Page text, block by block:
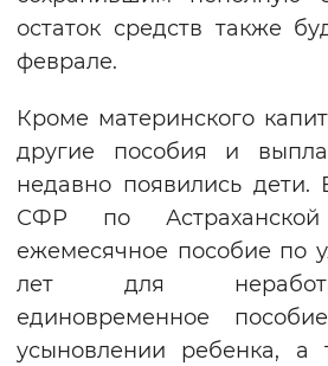
остаток средств также
феврале.
Кроме материнского
другие пособия и
недавно появились дети.
СФР по Астраханской
ежемесячное пособие по
лет для
единовременное
усыновлении ребенка, а